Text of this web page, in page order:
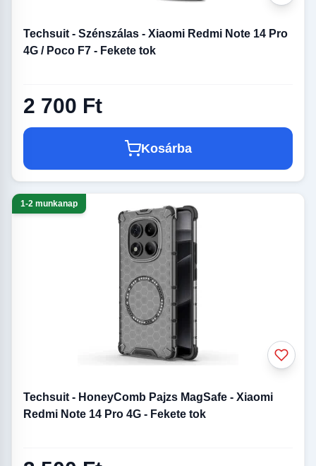
Techsuit - Szénszálas - Xiaomi Redmi Note 14 Pro
4G / Poco F7 - Fekete tok
2 700 Ft
Kosárba
1-2 munkanap
Techsuit - HoneyComb Pajzs MagSafe - Xiaomi
Redmi Note 14 Pro 4G - Fekete tok